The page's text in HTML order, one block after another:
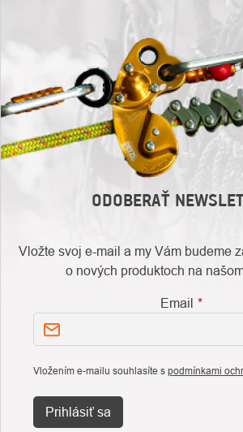
ODOBERAŤ
Vložte svoj e-mail a my Vám budeme
o nových produktoch na
Email
Vložením e-mailu souhlasíte s podmínkami
Prihlásiť sa